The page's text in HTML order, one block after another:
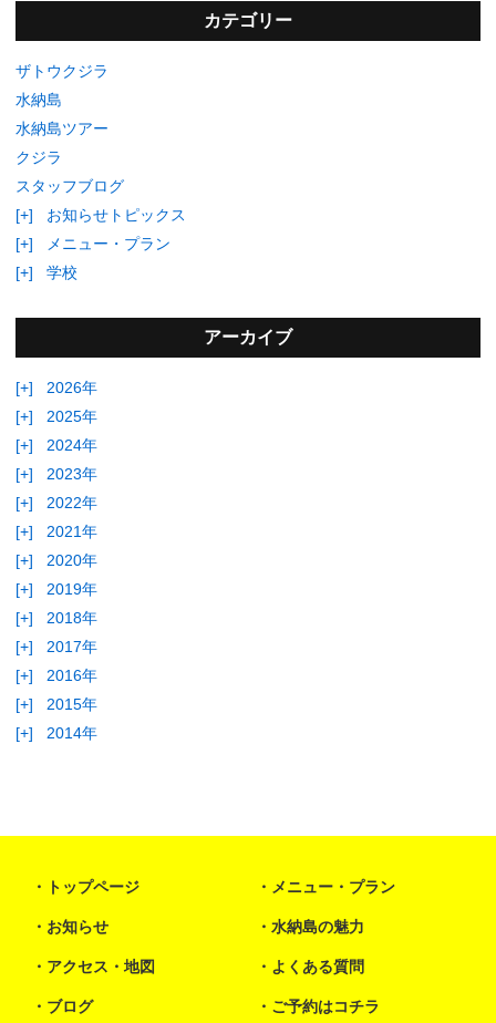
カテゴリー
ザトウクジラ
水納島
水納島ツアー
クジラ
スタッフブログ
[+]
お知らせトピックス
[+]
メニュー・プラン
[+]
学校
アーカイブ
[+]
2026年
[+]
2025年
[+]
2024年
[+]
2023年
[+]
2022年
[+]
2021年
[+]
2020年
[+]
2019年
[+]
2018年
[+]
2017年
[+]
2016年
[+]
2015年
[+]
2014年
トップページ メニュー・プラン
お知らせ 水納島の魅力
アクセス・地図 よくある質問
ブログ ご予約はコチラ